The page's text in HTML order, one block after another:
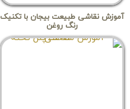
آموزش نقاشی طبیعت بیجان با تکنیک
رنگ روغن